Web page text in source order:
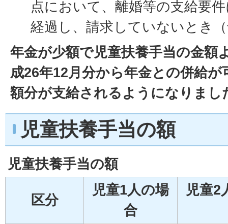
点において、離婚等の支給要
経過し、請求していないとき
年金が少額で児童扶養手当の金額
成26年12月分から年金との併給
額分が支給されるようになりまし
児童扶養手当の額
児童扶養手当の額
区分
児童1人の場
合
児童2